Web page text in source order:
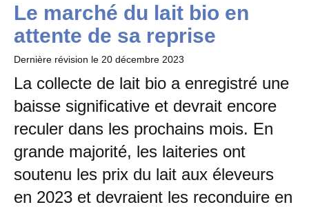
Le marché du lait bio en
attente de sa reprise
Dernière révision le 20 décembre 2023
La collecte de lait bio a enregistré une
baisse significative et devrait encore
reculer dans les prochains mois. En
grande majorité, les laiteries ont
soutenu les prix du lait aux éleveurs
en 2023 et devraient les reconduire en